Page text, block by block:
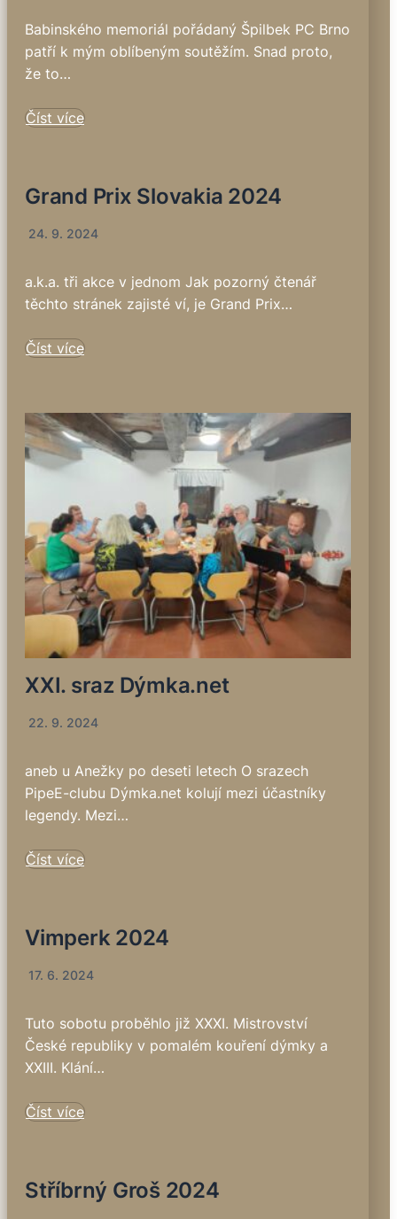
Babinského memoriál pořádaný Špilbek PC Brno
patří k mým oblíbeným soutěžím. Snad proto,
že to…
Číst více
Grand Prix Slovakia 2024
24. 9. 2024
a.k.a. tři akce v jednom Jak pozorný čtenář
těchto stránek zajisté ví, je Grand Prix…
Číst více
XXI. sraz Dýmka.net
22. 9. 2024
aneb u Anežky po deseti letech O srazech
PipeE-clubu Dýmka.net kolují mezi účastníky
legendy. Mezi…
Číst více
Vimperk 2024
17. 6. 2024
Tuto sobotu proběhlo již XXXI. Mistrovství
České republiky v pomalém kouření dýmky a
XXIII. Klání…
Číst více
Stříbrný Groš 2024